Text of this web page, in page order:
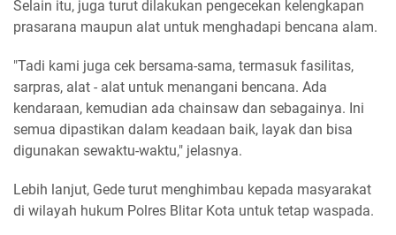
Selain itu, juga turut dilakukan pengecekan kelengkapan
prasarana maupun alat untuk menghadapi bencana alam.
"Tadi kami juga cek bersama-sama, termasuk fasilitas,
sarpras, alat - alat untuk menangani bencana. Ada
kendaraan, kemudian ada chainsaw dan sebagainya. Ini
semua dipastikan dalam keadaan baik, layak dan bisa
digunakan sewaktu-waktu," jelasnya.
Lebih lanjut, Gede turut menghimbau kepada masyarakat
di wilayah hukum Polres Blitar Kota untuk tetap waspada.